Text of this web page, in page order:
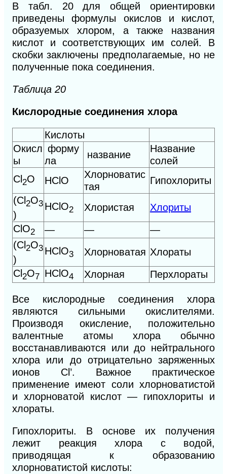
В табл. 20 для общей ориентировки
приведены формулы окислов и кислот,
образуемых хлором, а также названия
кислот и соответствующих им солей. В
скобки заключены предполагаемые, но не
полученные пока соединения.
Таблица 20
Кислородные соединения хлора
Кислоты
Окисл
ы
форму
ла
название
Название
солей
Сl 2O HClO
Хлорноватис
тая
Гипохлориты
(Cl 2O3
)
HClO2 Хлористая
Хлориты
СlO2 — —
—
(Сl 2O3
)
HClO3 Хлорноватая Хлораты
Cl 2O7 HClO4 Хлорная Перхлораты
Все кислородные соединения хлора
являются сильными окислителями.
Производя окисление, положительно
валентные атомы хлора обычно
восстанавливаются или до нейтрального
хлора или до отрицательно заряженных
ионов Сl’. Важное практическое
применение имеют соли хлорноватистой
и хлорноватой кислот — гипохлориты и
хлораты.
Гипохлориты. В основе их получения
лежит реакция хлора с водой,
приводящая к образованию
хлорноватистой кислоты: